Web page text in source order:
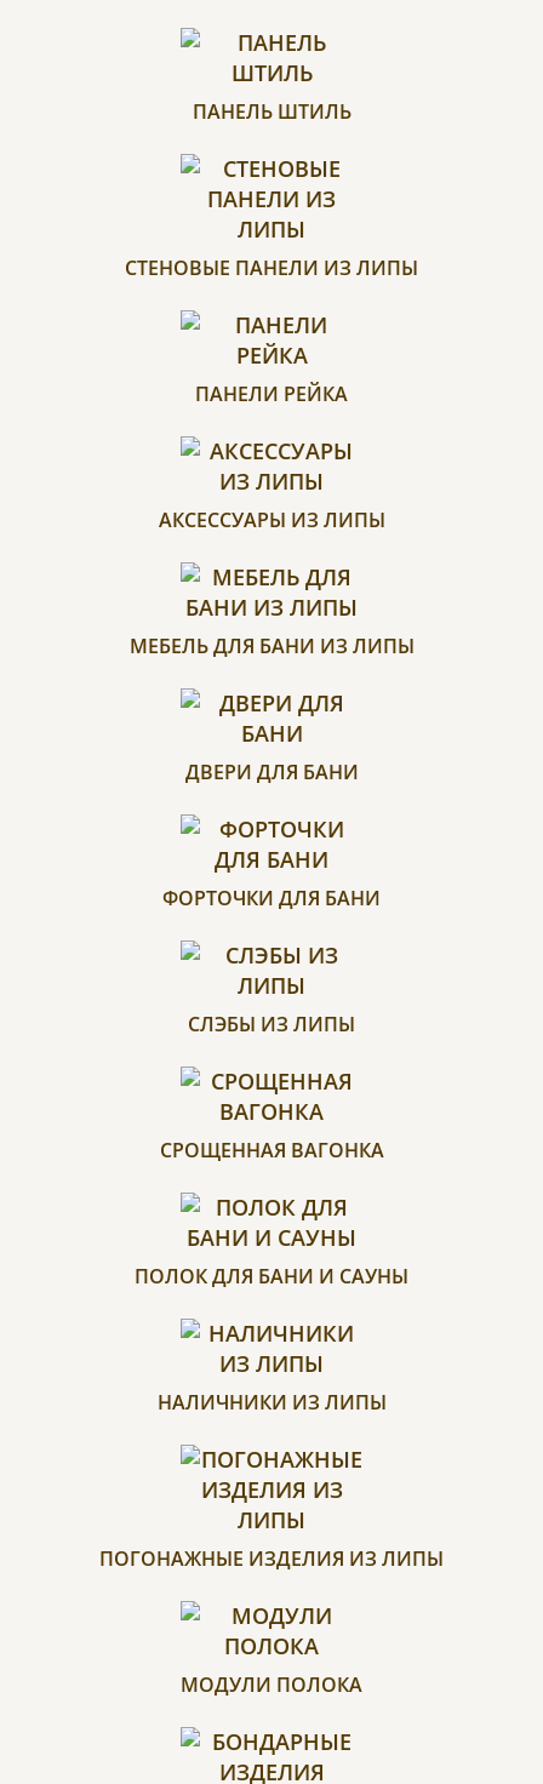
ПАНЕЛЬ ШТИЛЬ
СТЕНОВЫЕ ПАНЕЛИ ИЗ ЛИПЫ
ПАНЕЛИ РЕЙКА
АКСЕССУАРЫ ИЗ ЛИПЫ
МЕБЕЛЬ ДЛЯ БАНИ ИЗ ЛИПЫ
ДВЕРИ ДЛЯ БАНИ
ФОРТОЧКИ ДЛЯ БАНИ
СЛЭБЫ ИЗ ЛИПЫ
СРОЩЕННАЯ ВАГОНКА
ПОЛОК ДЛЯ БАНИ И САУНЫ
НАЛИЧНИКИ ИЗ ЛИПЫ
ПОГОНАЖНЫЕ ИЗДЕЛИЯ ИЗ ЛИПЫ
МОДУЛИ ПОЛОКА